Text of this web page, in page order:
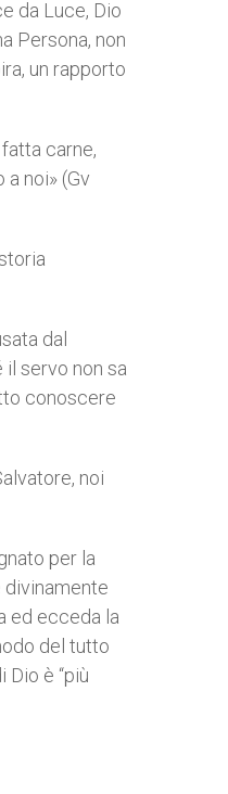
da Luce, Dio
Persona, non
un rapporto
carne,
noi» (Gv
dal
il servo non sa
conoscere
noi
per la
ed ecceda la
del tutto
è “più